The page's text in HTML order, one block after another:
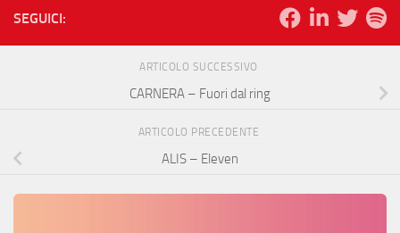
SEGUICI:
ARTICOLO SUCCESSIVO
CARNERA – Fuori dal ring
ARTICOLO PRECEDENTE
ALIS – Eleven